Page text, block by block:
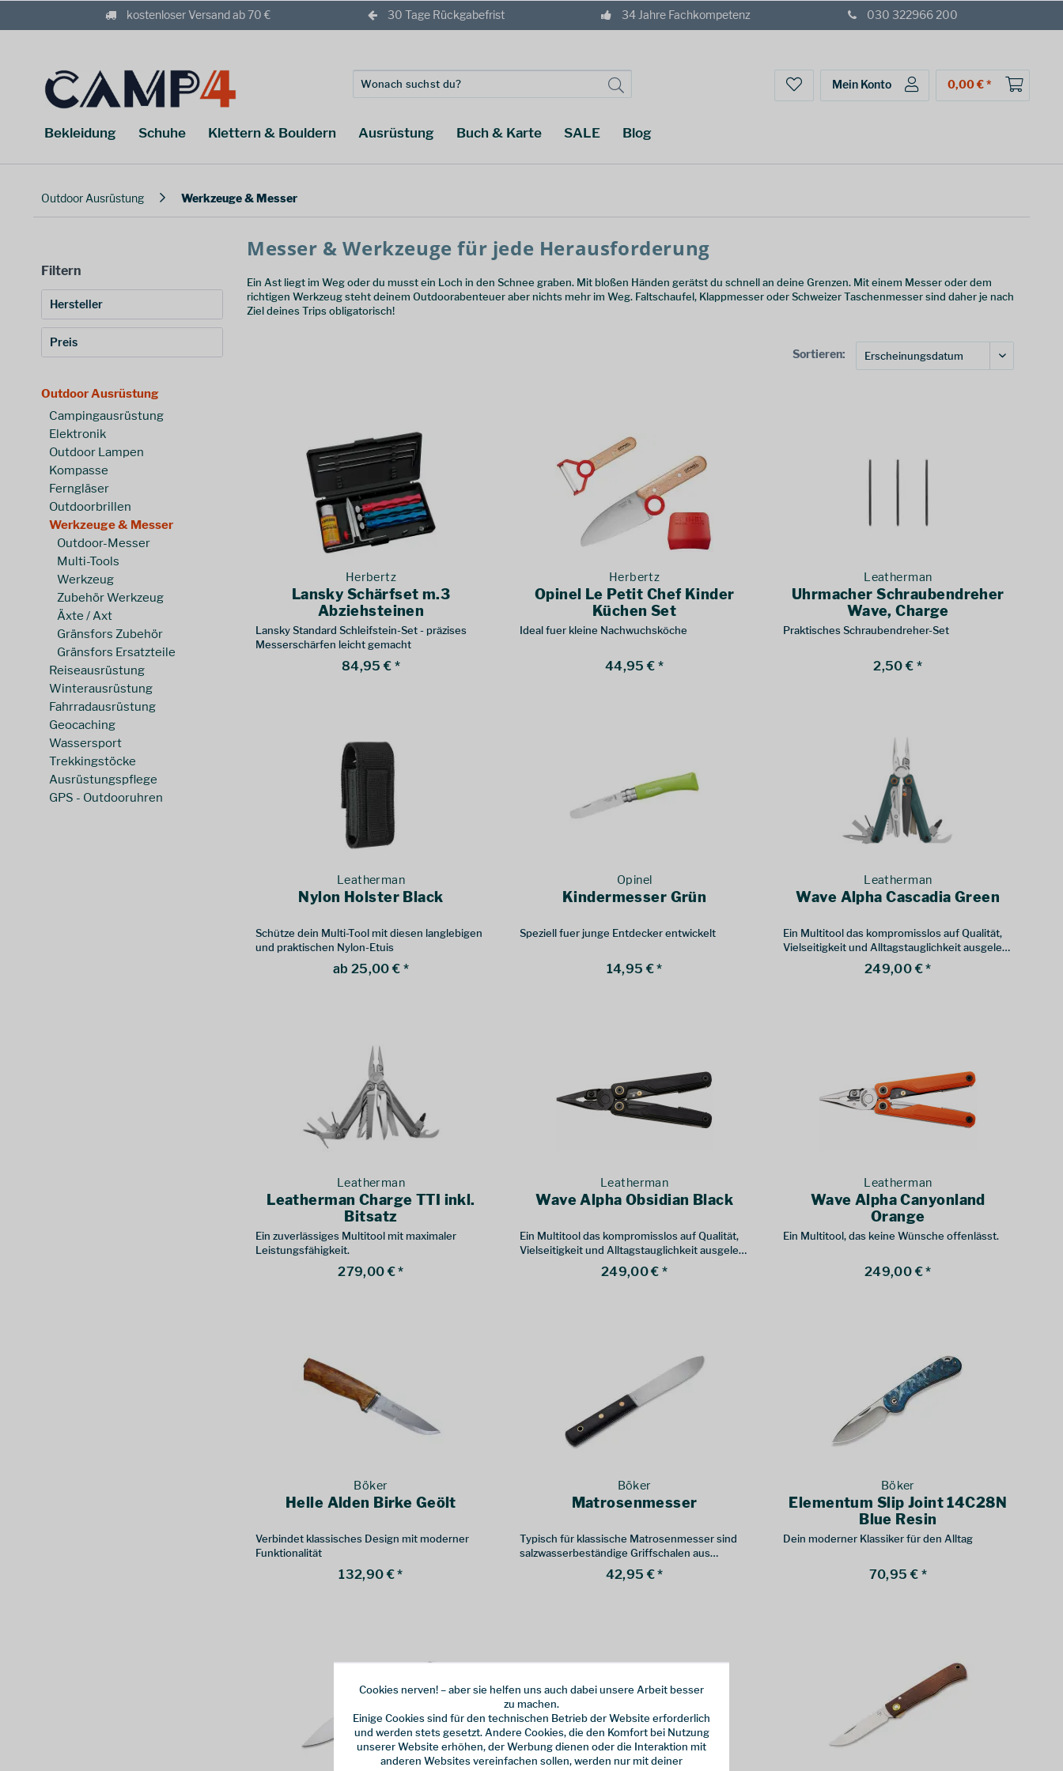
kostenloser Versand ab 70 € 30 Tage Rückgabefrist 34 Jahre Fachkompetenz 030 322966 200
Mein Konto 0,00 € *
Bekleidung Schuhe Klettern & Bouldern Ausrüstung Buch & Karte SALE Blog
Outdoor Ausrüstung Werkzeuge & Messer
Filtern
Hersteller
Basic Nature
Bison(4)
Coghlans(1)
deejo(2)
Gränsfors
GSI Outdoors
Herbertz(7 )
Lansky(1)
Leatherman
Morakniv
Nordic Pocket Saw
Old Bear(2)
Opinel(8)
Origin Outdoors
Patron(1)
Spyderco
Tatonka (
True Utility(
Victorinox(15)
Preis
von 0,20 €bis299,00 €
Outdoor Ausrüstung
Campingausrüstung
Elektronik
Outdoor Lampen
Kompasse
Ferngläser
Outdoorbrillen
Werkzeuge & Messer
Outdoor-Messer
Multi-Tools
Werkzeug
Zubehör Werkzeug
Äxte / Axt
Gränsfors Zubehör
Gränsfors Ersatzteile
Reiseausrüstung
Winterausrüstung
Fahrradausrüstung
Geocaching
Wassersport
Trekkingstöcke
Ausrüstungspflege
GPS - Outdooruhren
Messer & Werkzeuge für jede Herausforderung
Ein Ast liegt im Weg oder du musst ein Loch in den Schnee graben. Mit bloßen Händen gerätst du schnell an deine Grenzen. Mit einem Messer oder dem
richtigen Werkzeug steht deinem Outdoorabenteuer aber nichts mehr im Weg. Faltschaufel, Klappmesser oder Schweizer Taschenmesser sind daher je nach
Ziel deines Trips obligatorisch!
Sortieren:
Herbertz
Lansky Schärfset m.3
Abziehsteinen
Lansky Standard Schleifstein-Set - präzises
Messerschärfen leicht gemacht
84,95 € *
Herbertz
Opinel Le Petit Chef Kinder
Küchen Set
Ideal fuer kleine Nachwuchsköche
44,95 € *
Leatherman
Uhrmacher Schraubendreher
Wave, Charge
Praktisches Schraubendreher-Set
2,50 € *
Leatherman
Nylon Holster Black
Schütze dein Multi-Tool mit diesen langlebigen
und praktischen Nylon-Etuis
ab 25,00 € *
Opinel
Kindermesser Grün
Speziell fuer junge Entdecker entwickelt
14,95 € *
Leatherman
Wave Alpha Cascadia Green
Ein Multitool das kompromisslos auf Qualität,
Vielseitigkeit und Alltagstauglichkeit ausgelegt
249,00 € *
Leatherman
Leatherman Charge TTI inkl.
Bitsatz
Ein zuverlässiges Multitool mit maximaler
Leistungsfähigkeit.
279,00 € *
Leatherman
Wave Alpha Obsidian Black
Ein Multitool das kompromisslos auf Qualität,
Vielseitigkeit und Alltagstauglichkeit ausgelegt
249,00 € *
Leatherman
Wave Alpha Canyonland
Orange
Ein Multitool, das keine Wünsche offenlässt.
249,00 € *
Böker
Helle Alden Birke Geölt
Verbindet klassisches Design mit moderner
Funktionalität
132,90 € *
Böker
Matrosenmesser
Typisch für klassische Matrosenmesser sind
salzwasserbeständige Griffschalen aus
42,95 € *
Böker
Elementum Slip Joint 14C28N
Blue Resin
Dein moderner Klassiker für den Alltag
70,95 € *
Cookies nerven! – aber sie helfen uns auch dabei unsere Arbeit besser
zu machen.
Einige Cookies sind für den technischen Betrieb der Website erforderlich
und werden stets gesetzt. Andere Cookies, die den Komfort bei Nutzung
unserer Website erhöhen, der Werbung dienen oder die Interaktion mit
anderen Websites vereinfachen sollen, werden nur mit deiner